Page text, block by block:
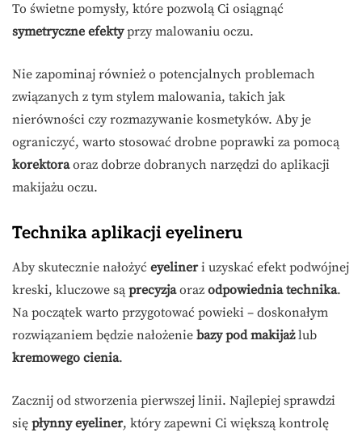
To świetne pomysły, które pozwolą Ci osiągnąć
symetryczne efektyprzy malowaniu oczu.
Nie zapominaj również o potencjalnych problemach
związanych z tym stylem malowania, takich jak
nierówności czy rozmazywanie kosmetyków. Aby je
ograniczyć, warto stosować drobne poprawki za pomocą
korektoraoraz dobrze dobranych narzędzi do aplikacji
makijażu oczu.
Technika aplikacji eyelineru
Aby skutecznie nałożyć eyelineri uzyskać efekt podwójnej
kreski, kluczowe są precyzjaoraz odpowiednia technika.
Na początek warto przygotować powieki – doskonałym
rozwiązaniem będzie nałożenie bazy pod makijażlub
kremowego cienia.
Zacznij od stworzenia pierwszej linii. Najlepiej sprawdzi
się płynny eyeliner, który zapewni Ci większą kontrolę